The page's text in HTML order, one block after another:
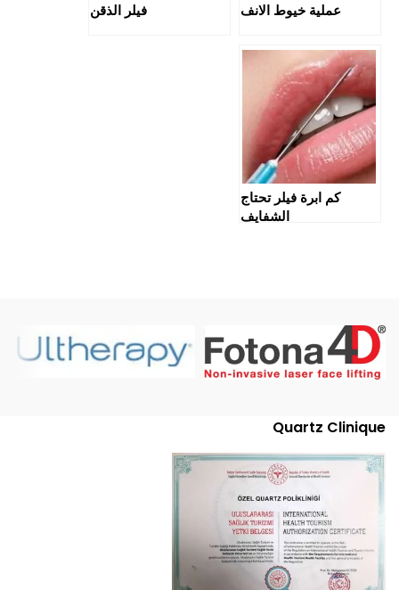
عملية خيوط الانف فيلر الذقن
كم ابرة فيلر تحتاج
الشفايف
Quartz Clinique